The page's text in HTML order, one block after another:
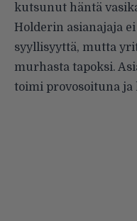
kutsunut häntä
Holderin asianajaja
syyllisyyttä, mutta
murhasta tapoksi.
toimi provosoituna ja